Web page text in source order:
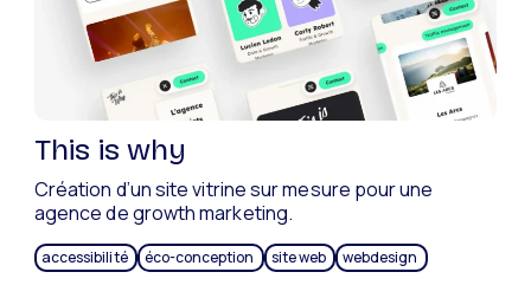
This is why
Création d’un site vitrine sur mesure pour une
agence de growth marketing.
accessibilité éco-conception site web webdesign